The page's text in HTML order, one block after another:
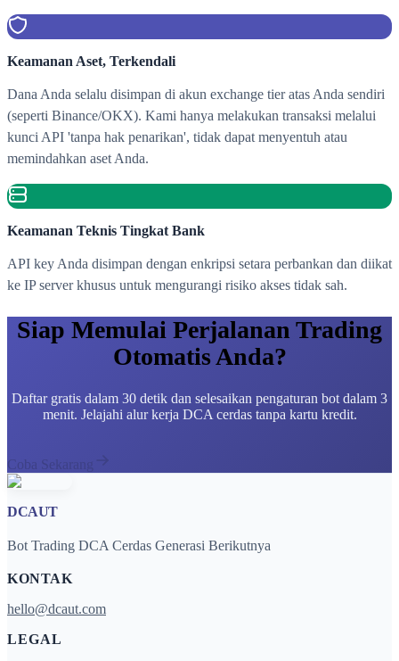
Keamanan Aset, Terkendali
Dana Anda selalu disimpan di akun exchange tier atas Anda sendiri
(seperti Binance/OKX). Kami hanya melakukan transaksi melalui
kunci API 'tanpa hak penarikan', tidak dapat menyentuh atau
memindahkan aset Anda.
Keamanan Teknis Tingkat Bank
API key Anda disimpan dengan enkripsi setara perbankan dan diikat
ke IP server khusus untuk mengurangi risiko akses tidak sah.
Siap Memulai Perjalanan Trading
Otomatis Anda?
Daftar gratis dalam 30 detik dan selesaikan pengaturan bot dalam 3
menit. Jelajahi alur kerja DCA cerdas tanpa kartu kredit.
Coba Sekarang
DCAUT
Bot Trading DCA Cerdas Generasi Berikutnya
KONTAK
hello@dcaut.com
LEGAL